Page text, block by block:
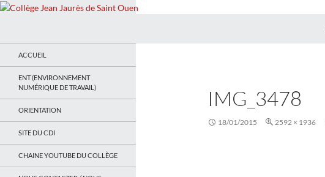
IMG_3478
18/01/2015 2592 × 1936
ACCUEIL
ENT (ENVIRONNEMENT
NUMÉRIQUE DE TRAVAIL)
ORIENTATION
SITE DU CDI
CHAINE YOUTUBE DU COLLÈGE